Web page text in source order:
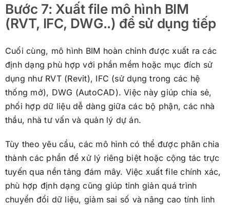
Bước 7: Xuất file mô hình BIM
(RVT, IFC, DWG..) để sử dụng tiếp
Cuối cùng, mô hình BIM hoàn chỉnh được xuất ra các
định dạng phù hợp với phần mềm hoặc mục đích sử
dụng như RVT (Revit), IFC (sử dụng trong các hệ
thống mở), DWG (AutoCAD). Việc này giúp chia sẻ,
phối hợp dữ liệu dễ dàng giữa các bộ phận, các nhà
thầu, nhà tư vấn và quản lý dự án.
Tùy theo yêu cầu, các mô hình có thể được phân chia
thành các phần để xử lý riêng biệt hoặc cộng tác trực
tuyến qua nền tảng đám mây. Việc xuất file chính xác,
phù hợp định dạng cũng giúp tinh giản quá trình
chuyển đổi dữ liệu, giảm sai số và nâng cao tính linh